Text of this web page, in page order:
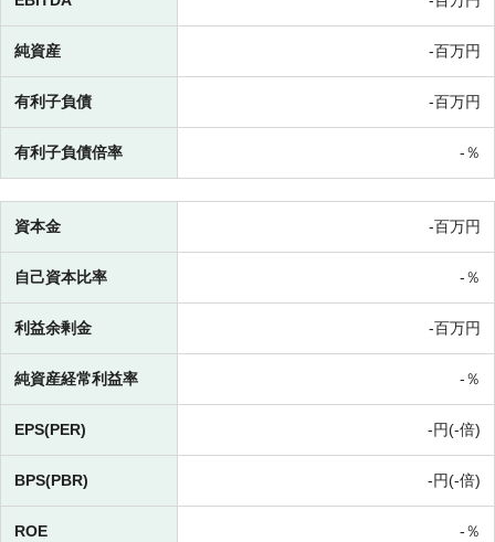
純資産 -百万円
有利子負債 -百万円
有利子負債倍率 -％
資本金 -百万円
自己資本比率 -％
利益余剰金 -百万円
純資産経常利益率 -％
EPS(PER) -円(-倍)
BPS(PBR) -円(-倍)
ROE -％